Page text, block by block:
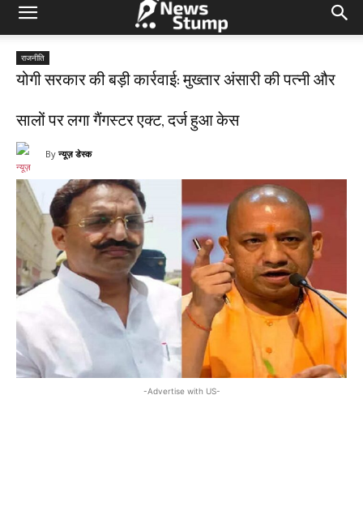
राजनीति
योगी सरकार की बड़ी कार्रवाई: मुख्तार अंसारी की पत्नी और
सालों पर लगा गैंगस्टर एक्ट, दर्ज हुआ केस
By न्यूज़ डेस्क
-Advertise with US-